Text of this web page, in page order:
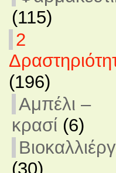
(115)
2
(196)
Αμπέλι –
κρασί (6)
(30)